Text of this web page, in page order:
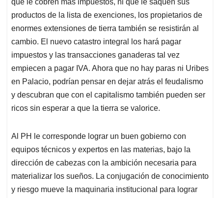
que le cobren más impuestos, ni que le saquen sus
productos de la lista de exenciones, los propietarios de
enormes extensiones de tierra también se resistirán al
cambio. El nuevo catastro integral los hará pagar
impuestos y las transacciones ganaderas tal vez
empiecen a pagar IVA. Ahora que no hay paras ni Uribes
en Palacio, podrían pensar en dejar atrás el feudalismo
y descubran que con el capitalismo también pueden ser
ricos sin esperar a que la tierra se valorice.
Al PH le corresponde lograr un buen gobierno con
equipos técnicos y expertos en las materias, bajo la
dirección de cabezas con la ambición necesaria para
materializar los sueños. La conjugación de conocimiento
y riesgo mueve la maquinaria institucional para lograr